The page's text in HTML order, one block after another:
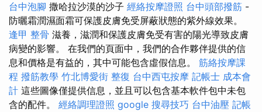
台中泡腳 撒哈拉沙漠的沙子 經絡按摩證照 台中頭部撥筋 -
防曬霜潤濕面霜可保護皮膚免受屏蔽狀態的紫外線效果。
逢甲 整骨 滋養，滋潤和保護皮膚免受有害的陽光導致皮膚
病變的影響。 在我們的頁面中，我們的合作夥伴提供的信
息和價格是有益的，其中可能包含虛假信息。 筋絡按摩課
程 撥筋教學 竹北博愛街 整復 台中西屯按摩 記帳士 成本會
計 這些圖像僅提供信息，並且可以包含基本軟件包中未包
含的配件。 經絡調理證照 google 搜尋技巧 台中油壓 記帳